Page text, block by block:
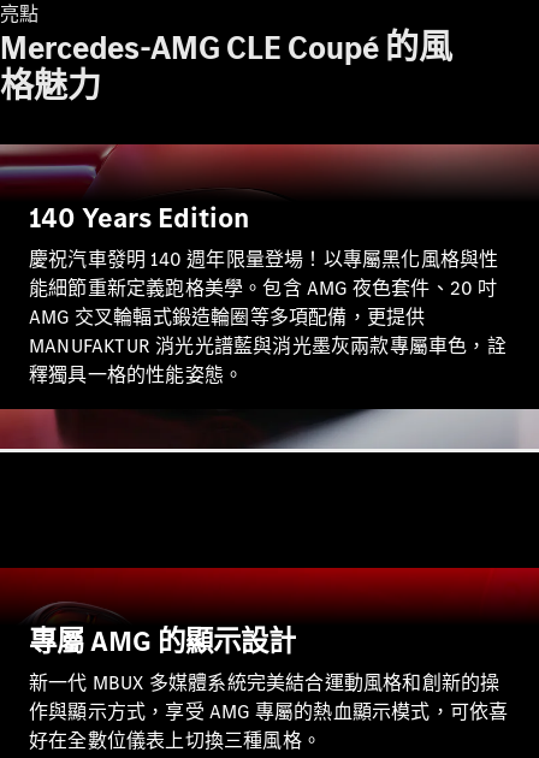
EQE
電動
S-Class
Sedan
S-Class
Sedan L
Mercedes-
Maybach S-
Class
訂製夢想車
尋找賓士授
權經銷商
瞭解所有相
關車型
亮點
Mercedes-AMG CLE Coupé 的風
格魅力
140 Years Edition
慶祝汽車發明 140 週年限量登場！以專屬黑化風格與性
能細節重新定義跑格美學。包含 AMG 夜色套件、20 吋
AMG 交叉輪輻式鍛造輪圈等多項配備，更提供
MANUFAKTUR 消光光譜藍與消光墨灰兩款專屬車色，詮
釋獨具一格的性能姿態。
專屬 AMG 的顯示設計
新一代 MBUX 多媒體系統完美結合運動風格和創新的操
作與顯示方式，享受 AMG 專屬的熱血顯示模式，可依喜
好在全數位儀表上切換三種風格。